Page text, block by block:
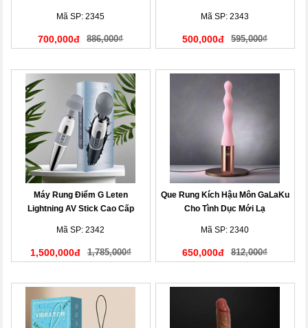
Mã SP: 2345
700,000đ 886,000₫
Mã SP: 2343
500,000đ 595,000₫
Máy Rung Điểm G Leten
Lightning AV Stick Cao Cấp
Mã SP: 2342
1,500,000đ 1,785,000₫
Que Rung Kích Hậu Môn GaLaKu
Cho Tình Dục Mới Lạ
Mã SP: 2340
650,000đ 812,000₫